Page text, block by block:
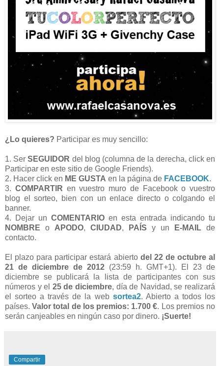
¿Lo quieres? Participar es muy sencillo:
1. SerSEGUIDOR del blog (columna de la derecha, click en
Participar en este sitio de Google Friends).
2. Hacer click en ME GUSTA en la página de FACEBOOK.
3. COMPARTIR en vuestro muro de Facebook o vuestro
blog el sorteo, bien con un enlace directo o colgando el
banner.
4. Dejar un COMENTARIO en esta entrada indicando tu
NOMBRE o APODO, CIUDAD, PAÍS y un E-MAIL de
contacto.
El plazo para participar estará abierto del 22 de octubre al
21 de diciembre de 2012 (23:59 h. GMT+1). El 23 de
diciembre se publicará la lista de participantes con sus
números y el 25 de diciembre, día de Navidad, se realizará
el sorteo a través de la web sortea2. Abierto a todos los
países.Valor total de los premios: 1.700 €. Los premios no
serán canjeables en ningún caso por dinero. ¡Suerte!
Compartir